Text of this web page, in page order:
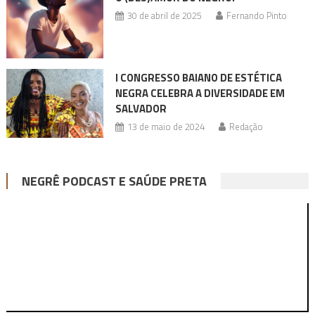
30 de abril de 2025 Fernando Pinto
I CONGRESSO BAIANO DE ESTÉTICA
NEGRA CELEBRA A DIVERSIDADE EM
SALVADOR
13 de maio de 2024 Redação
NEGRÊ PODCAST E SAÚDE PRETA